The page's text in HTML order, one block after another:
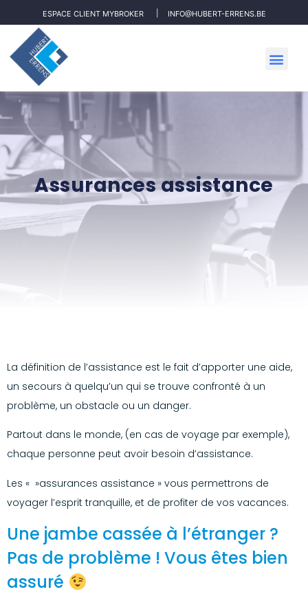
ESPACE CLIENT MYBROKER INFO@HUBERT-ERRENS.BE
Assurances assistance
La définition de l’assistance est le fait d’apporter une aide,
un secours à quelqu’un qui se trouve confronté à un
problème, un obstacle ou un danger.
Partout dans le monde, (en cas de voyage par exemple),
chaque personne peut avoir besoin d’assistance.
Les « »assurances assistance » vous permettrons de
voyager l’esprit tranquille, et de profiter de vos vacances.
Une jambe cassée à l’étranger ?
Pas de problème ! Vous êtes bien
assuré